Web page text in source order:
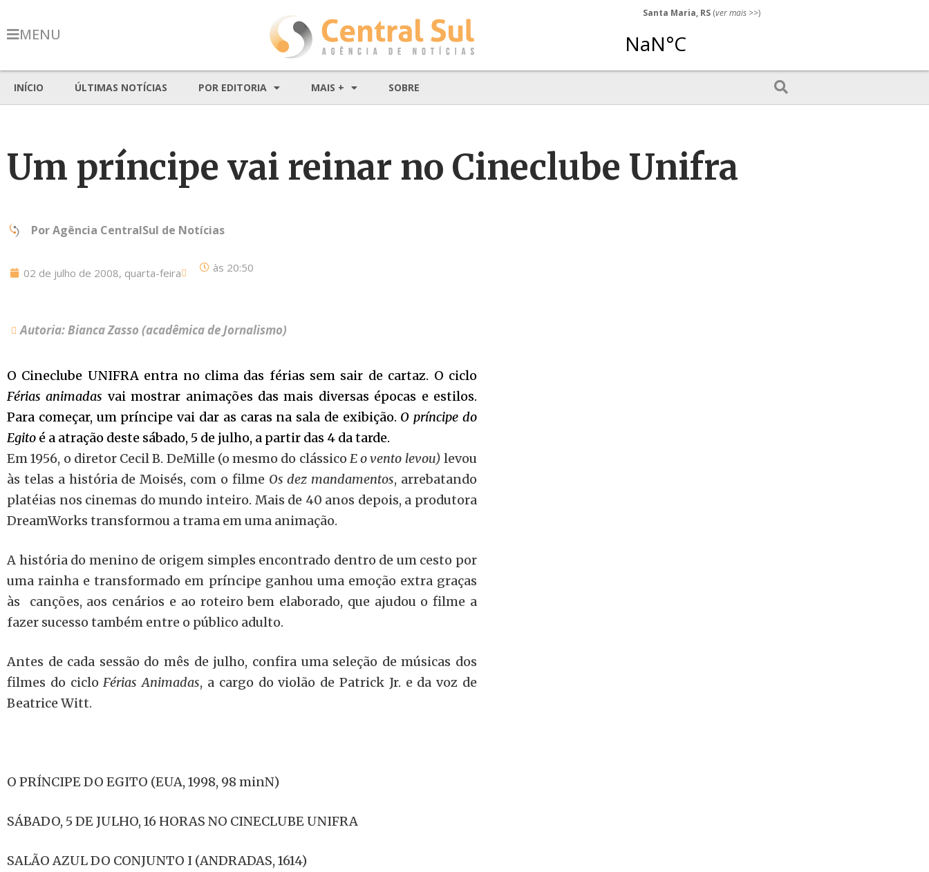
MENU
Santa Maria, RS (ver mais >>)
INÍCIO ÚLTIMAS NOTÍCIAS POR EDITORIA MAIS + SOBRE
Um príncipe vai reinar no Cineclube Unifra
PorAgência CentralSul de Notícias
02 de julho de 2008, quarta-feira às 20:50
Autoria: Bianca Zasso (acadêmica de Jornalismo)
O Cineclube UNIFRA entra no clima das férias sem sair de cartaz. O ciclo
Férias animadas vai mostrar animações das mais diversas épocas e estilos.
Para começar, um príncipe vai dar as caras na sala de exibição. O príncipe do
Egito é a atração deste sábado, 5 de julho, a partir das 4 da tarde.
Em 1956, o diretor Cecil B. DeMille (o mesmo do clássicoE o vento levou) levou
às telas a história de Moisés, com o filme Os dez mandamentos, arrebatando
platéias nos cinemas do mundo inteiro. Mais de 40 anos depois, a produtora
DreamWorks transformou a trama em uma animação.
A história do menino de origem simples encontrado dentro de um cesto por
uma rainha e transformado em príncipe ganhou uma emoção extra graças
às canções, aos cenários e ao roteiro bem elaborado, que ajudou o filme a
fazer sucesso também entre o público adulto.
Antes de cada sessão do mês de julho, confira uma seleção de músicas dos
filmes do cicloFérias Animadas, a cargo do violão de Patrick Jr. e da voz de
Beatrice Witt.
O PRÍNCIPE DO EGITO (EUA, 1998, 98 minN)
SÁBADO, 5 DE JULHO, 16 HORAS NO CINECLUBE UNIFRA
SALÃO AZUL DO CONJUNTO I (ANDRADAS, 1614)